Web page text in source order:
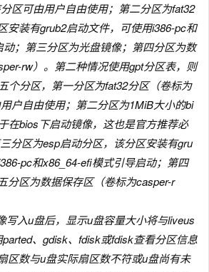
分区可由用户自由使用；第二分区为fat32
安装有grub2启动文件，可使用i386-pc和
；第三分区为光盘镜像；第四分区为数
rw）。第二种情况使用gpt分区表，则
个分区，第一分区为fat32分区（卷标为
户自由使用；第二分区为1MiB大小的bi
在bios下启动镜像，这也是官方推荐必
分区为esp启动分区，该分区安装有gru
pc和x86_64-efi模式引导启动；第四
分区为数据保存区（卷标为casper-r
写入u盘后，显示u盘容量大小将与liveus
、gdisk、fdisk或fdisk查看分区信息
区数与u盘实际扇区数不符或u盘尚有未